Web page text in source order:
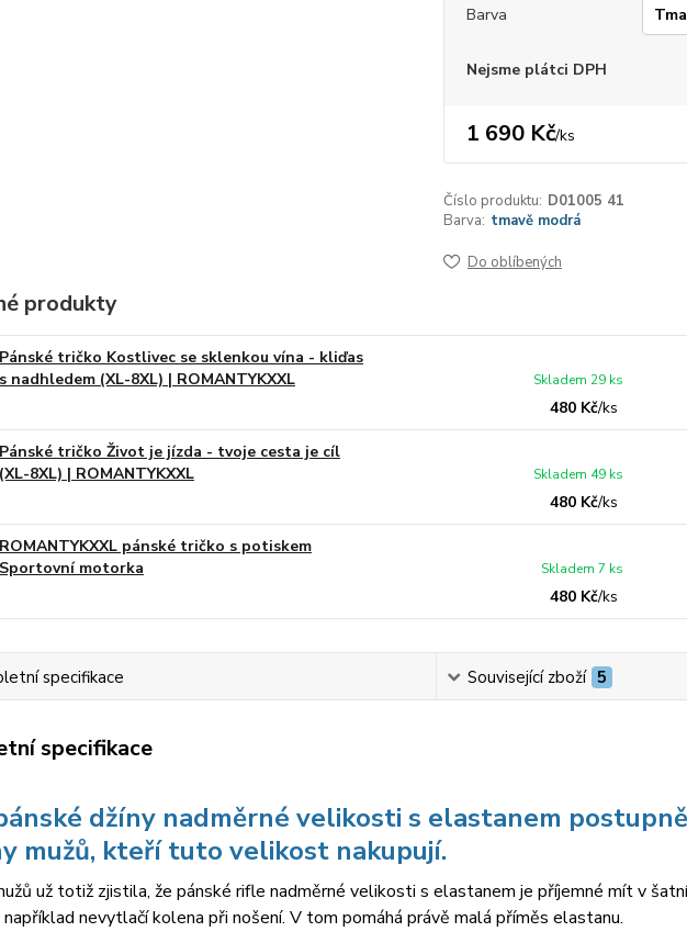
Barva
Nejsme plátci DPH
1 690 Kč/ks
Číslo produktu: D01005 41
Barva: tmavě modrá
Do oblíbených
produkty
Pánské tričko Kostlivec se sklenkou vína - kliďas
s nadhledem (XL-8XL) | ROMANTYKXXL
480 Kč/ks
Skladem 29 ks
Pánské tričko Život je jízda - tvoje cesta je cíl
(XL-8XL) | ROMANTYKXXL
480 Kč/ks
Skladem 49 ks
ROMANTYKXXL pánské tričko s potiskem
Sportovní motorka
480 Kč/ks
Skladem 7 ks
specifikace Související zboží 5
specifikace
džíny nadměrné velikosti s elastanem
mužů, kteří tuto velikost nakupují.
už totiž zjistila, že pánské rifle nadměrné velikosti s elastanem je příjemné mít v
nevytlačí kolena při nošení. V tom pomáhá právě malá příměs elastanu.